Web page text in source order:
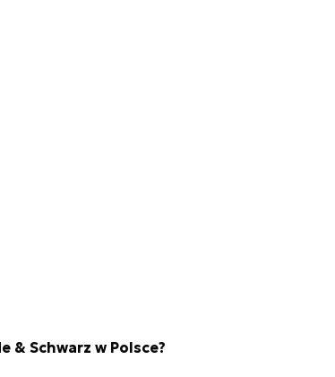
& Schwarz w Polsce?